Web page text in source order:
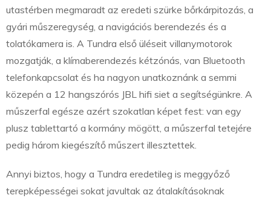
utastérben megmaradt az eredeti szürke bőrkárpitozás, a
gyári műszeregység, a navigációs berendezés és a
tolatókamera is. A Tundra első üléseit villanymotorok
mozgatják, a klímaberendezés kétzónás, van Bluetooth
telefonkapcsolat és ha nagyon unatkoznánk a semmi
közepén a 12 hangszórós JBL hifi siet a segítségünkre. A
műszerfal egésze azért szokatlan képet fest: van egy
plusz tablettartó a kormány mögött, a műszerfal tetejére
pedig három kiegészítő műszert illesztettek.
Annyi biztos, hogy a Tundra eredetileg is meggyőző
terepképességei sokat javultak az átalakításoknak